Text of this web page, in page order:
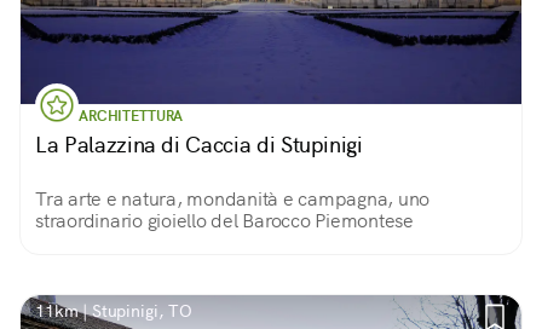
ARCHITETTURA
La Palazzina di Caccia di Stupinigi
Tra arte e natura, mondanità e campagna, uno
straordinario gioiello del Barocco Piemontese
11km | Stupinigi, TO